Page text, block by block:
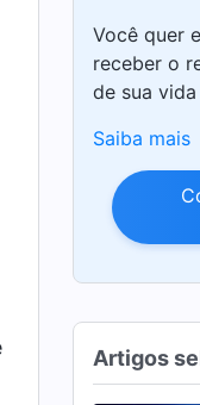
Você quer
receber o
de sua
Saiba mais
Artigos